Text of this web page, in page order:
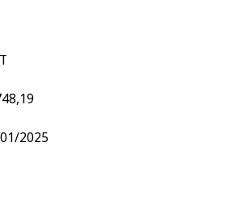
2025